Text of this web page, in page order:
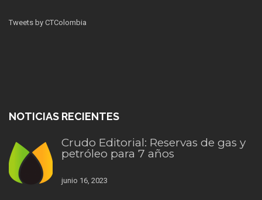
Tweets by CTColombia
NOTICIAS RECIENTES
Crudo Editorial: Reservas de gas y
petróleo para 7 años
junio 16, 2023